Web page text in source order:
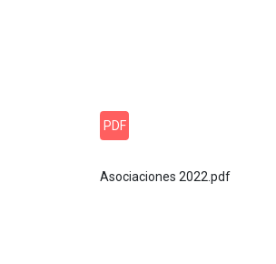
PDF
Asociaciones 2022.pdf